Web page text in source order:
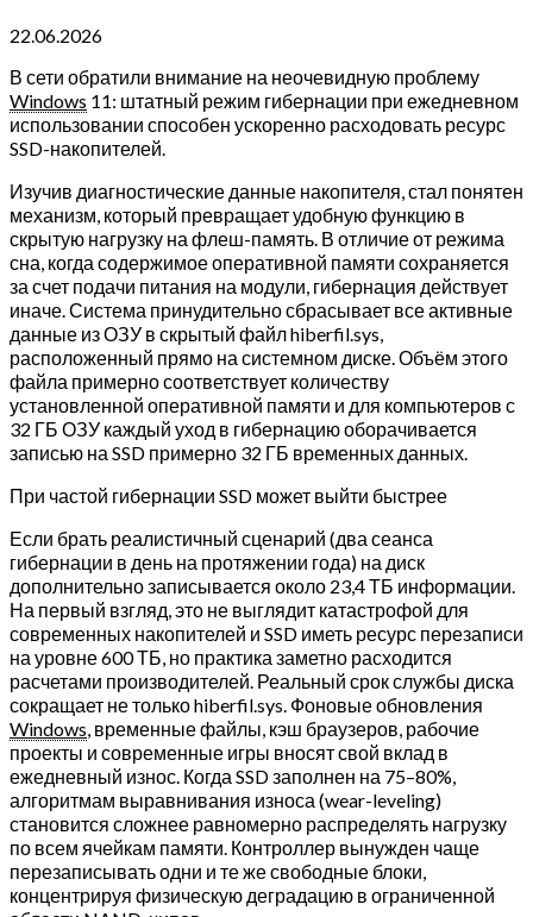
22.06.2026
В сети обратили внимание на неочевидную проблему
Windows 11: штатный режим гибернации при ежедневном
использовании способен ускоренно расходовать ресурс
SSD-накопителей.
Изучив диагностические данные накопителя, стал понятен
механизм, который превращает удобную функцию в
скрытую нагрузку на флеш-память. В отличие от режима
сна, когда содержимое оперативной памяти сохраняется
за счет подачи питания на модули, гибернация действует
иначе. Система принудительно сбрасывает все активные
данные из ОЗУ в скрытый файл hiberfil.sys,
расположенный прямо на системном диске. Объём этого
файла примерно соответствует количеству
установленной оперативной памяти и для компьютеров с
32 ГБ ОЗУ каждый уход в гибернацию оборачивается
записью на SSD примерно 32 ГБ временных данных.
При частой гибернации SSD может выйти быстрее
Если брать реалистичный сценарий (два сеанса
гибернации в день на протяжении года) на диск
дополнительно записывается около 23,4 ТБ информации.
На первый взгляд, это не выглядит катастрофой для
современных накопителей и SSD иметь ресурс перезаписи
на уровне 600 ТБ, но практика заметно расходится
расчетами производителей. Реальный срок службы диска
сокращает не только hiberfil.sys. Фоновые обновления
Windows, временные файлы, кэш браузеров, рабочие
проекты и современные игры вносят свой вклад в
ежедневный износ. Когда SSD заполнен на 75–80%,
алгоритмам выравнивания износа (wear-leveling)
становится сложнее равномерно распределять нагрузку
по всем ячейкам памяти. Контроллер вынужден чаще
перезаписывать одни и те же свободные блоки,
концентрируя физическую деградацию в ограниченной